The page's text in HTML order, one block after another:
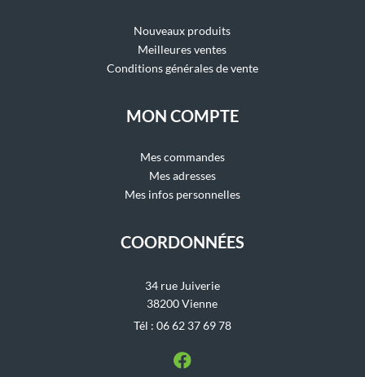
Nouveaux produits
Meilleures ventes
Conditions générales de vente
MON COMPTE
Mes commandes
Mes adresses
Mes infos personnelles
COORDONNÉES
34 rue Juiverie
38200 Vienne
Tél : 06 62 37 69 78